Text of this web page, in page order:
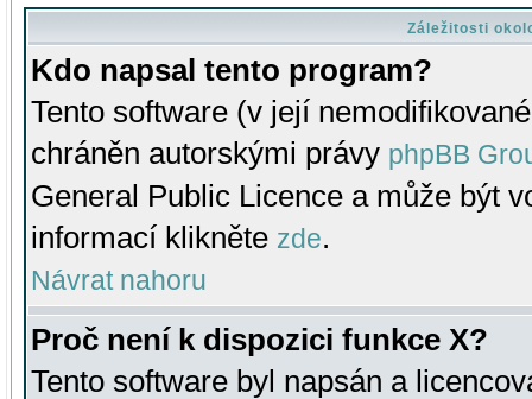
Záležitosti
Kdo napsal tento program?
Tento software (v její
chráněn autorskými právy phpBB
General Public Licence a může být
informací klikněte zde.
Návrat nahoru
Proč není k dispozici funkce X?
Tento software byl napsán a